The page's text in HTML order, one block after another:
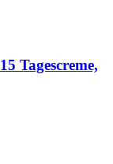
Tagescreme,